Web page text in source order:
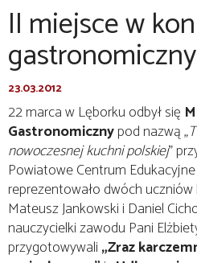
II miejsce w
23.03.2012
22 marca w Lęborku odbył się
Gastronomicznypod nazwą „
nowoczesnej kuchni polskiej”
Powiatowe Centrum
reprezentowało dwóch
Mateusz Jankowski i Daniel
nauczycielki zawodu Pani
przygotowywali „Zraz